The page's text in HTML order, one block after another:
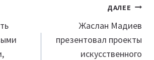
ДАЛЕЕ
Жаслан Мадиев
презентовал проекты
искусственного